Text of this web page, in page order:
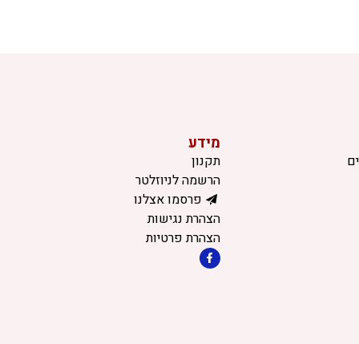
מידע
תקנון
הרשמה לניוזלטר
פרסמו אצלנו
הצהרת נגישות
הצהרת פרטיות